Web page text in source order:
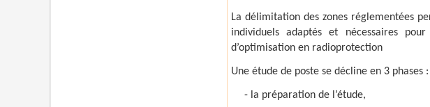
La délimitation des zones réglementées
individuels adaptés et nécessaires
d’optimisation en radioprotection
Une étude de poste se décline en 3 phases :
- la préparation de l’étude,